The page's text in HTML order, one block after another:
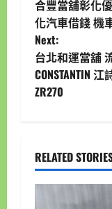
o
s
t
v
合豐當舖彰化
化汽車借錢 機
Next:
台北和運當舖
CONSTANTIN
ZR270
RELATED